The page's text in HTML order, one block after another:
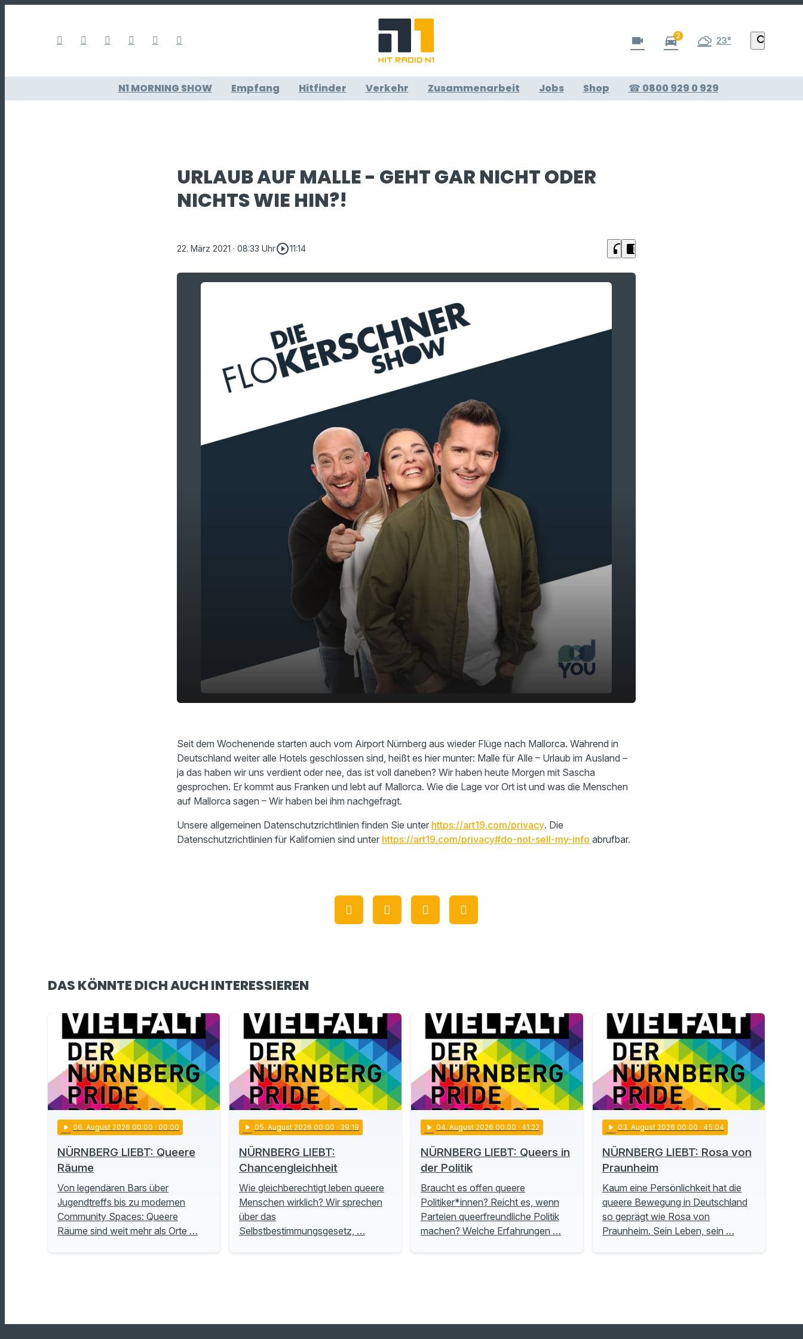
videocam directions_car2 23° search
N1 MORNING SHOW Empfang Hitfinder Verkehr Zusammenarbeit Jobs Shop ☎ 0800 929 0 929
URLAUB AUF MALLE - GEHT GAR NICHT ODER
NICHTS WIE HIN?!
22. März 2021 · 08:33 Uhrplay_circle_outline11:14 headphones chrome_reader_mode
Seit dem Wochenende starten auch vom Airport Nürnberg aus wieder Flüge nach Mallorca. Während in
Deutschland weiter alle Hotels geschlossen sind, heißt es hier munter: Malle für Alle – Urlaub im Ausland –
ja das haben wir uns verdient oder nee, das ist voll daneben? Wir haben heute Morgen mit Sascha
gesprochen. Er kommt aus Franken und lebt auf Mallorca. Wie die Lage vor Ort ist und was die Menschen
auf Mallorca sagen – Wir haben bei ihm nachgefragt.
Unsere allgemeinen Datenschutzrichtlinien finden Sie unter https://art19.com/privacy. Die
Datenschutzrichtlinien für Kalifornien sind unter https://art19.com/privacy#do-not-sell-my-info abrufbar.
DAS KÖNNTE DICH AUCH INTERESSIEREN
play_arrow 06. August 2026 00:00 · 00:00
NÜRNBERG LIEBT: Queere
Räume
Von legendären Bars über
Jugendtreffs bis zu modernen
Community Spaces: Queere
Räume sind weit mehr als Orte …
play_arrow 05. August 2026 00:00 · 39:19
NÜRNBERG LIEBT:
Chancengleichheit
Wie gleichberechtigt leben queere
Menschen wirklich? Wir sprechen
über das
Selbstbestimmungsgesetz, …
play_arrow 04. August 2026 00:00 · 41:22
NÜRNBERG LIEBT: Queers in
der Politik
Braucht es offen queere
Politiker*innen? Reicht es, wenn
Parteien queerfreundliche Politik
machen? Welche Erfahrungen …
play_arrow 03. August 2026 00:00 · 45:04
NÜRNBERG LIEBT: Rosa von
Praunheim
Kaum eine Persönlichkeit hat die
queere Bewegung in Deutschland
so geprägt wie Rosa von
Praunheim. Sein Leben, sein …